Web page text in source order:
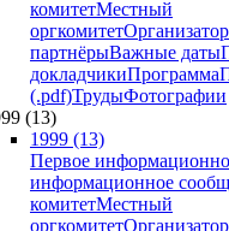
комитетМестный
оргкомитет
партнёрыВажные даты
докладчикиПрограмма
(.pdf)ТрудыФотографии
(13)
1999 (13)
Первое
информационное
комитетМестный
оргкомитет